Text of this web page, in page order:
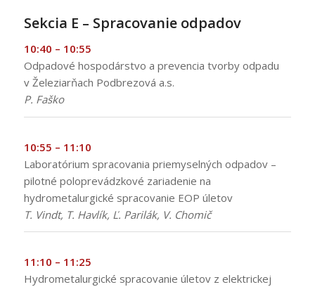
Sekcia E – Spracovanie odpadov
10:40 – 10:55
Odpadové hospodárstvo a prevencia tvorby odpadu
v Železiarňach Podbrezová a.s.
P. Faško
10:55 – 11:10
Laboratórium spracovania priemyselných odpadov –
pilotné poloprevádzkové zariadenie na
hydrometalurgické spracovanie EOP úletov
T. Vindt, T. Havlík, Ľ. Parilák, V. Chomič
11:10 – 11:25
Hydrometalurgické spracovanie úletov z elektrickej